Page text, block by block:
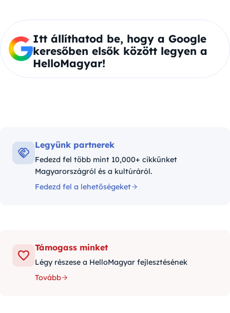
Itt állíthatod be, hogy a Google
keresőben elsők között legyen a
HelloMagyar!
Legyünk partnerek
Fedezd fel több mint 10,000+ cikkünket
Magyarországról és a kultúráról.
Fedezd fel a lehetőségeket
Támogass minket
Légy részese a HelloMagyar fejlesztésének
Tovább